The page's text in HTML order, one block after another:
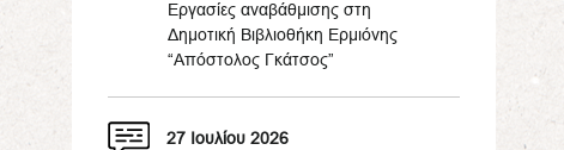
Εργασίες αναβάθμισης στη
Δημοτική Βιβλιοθήκη Ερμιόνης
“Απόστολος Γκάτσος”
27 Ιουλίου 2026